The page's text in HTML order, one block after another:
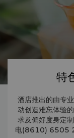
特
酒店推出的由专
动创造难忘体验
求及偏好度身定
电(8610) 6505